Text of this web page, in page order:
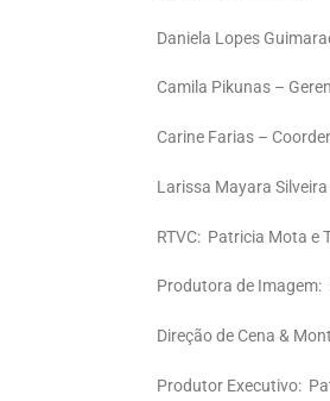
Daniela Lopes
Camila Pikunas –
Carine Farias –
Larissa Mayara
RTVC: Patricia Mota e
Produtora de
Direção de Cena &
Produtor Executivo: